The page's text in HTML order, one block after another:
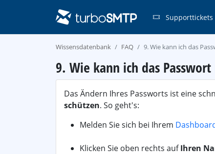
Supporttickets
Wissensdatenbank FAQ 9. Wie kann ich das
9. Wie kann ich das
Das Ändern Ihres Passworts ist eine
schützen. So geht's:
Melden Sie sich bei Ihrem
Klicken Sie oben rechts aufIhren